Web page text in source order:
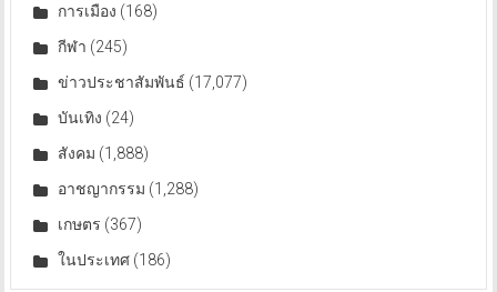
การเมือง (168)
กีฬา (245)
ข่าวประชาสัมพันธ์ (17,077)
บันเทิง (24)
สังคม (1,888)
อาชญากรรม (1,288)
เกษตร (367)
ในประเทศ(186)